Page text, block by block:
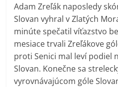
Adam Zreľák naposledy
Slovan vyhral v Zlatých
minúte spečatil víťazstvo
mesiace trvali Zreľákove
proti Senici mal leví podiel
Slovan. Konečne sa
vyrovnávajúcom góle